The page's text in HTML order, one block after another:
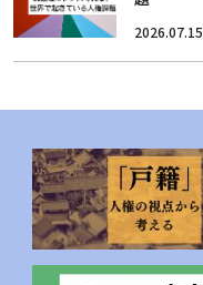
2026.07.15